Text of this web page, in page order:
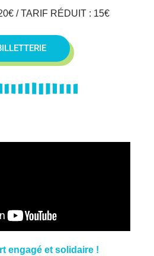
/ TARIF RÉDUIT : 15€
engagé et solidaire !